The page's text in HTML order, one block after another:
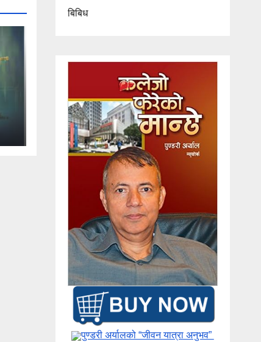
बिबिध
पुण्डरी अर्यालको “जीवन यात्रा अनुभव” ​